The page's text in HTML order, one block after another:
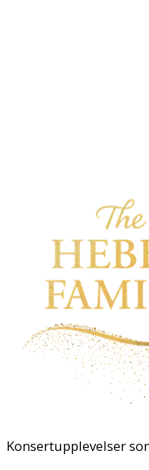
Konsertupplevelser